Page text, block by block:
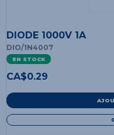
DIODE 1000V 1A
DIO/1N4007
EN STOCK
CA$0.29